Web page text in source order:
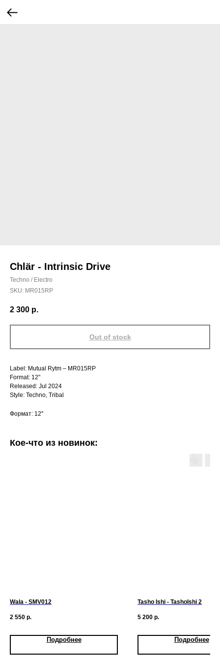
Chlär - Intrinsic Drive
Techno / Electro
SKU: MR015RP
2 300 р.
Out of stock
Label: Mutual Rytm – MR015RP
Format: 12"
Released: Jul 2024
Style: Techno, Tribal
Формат: 12''
Кое-что из новинок:
Wala - SMV012
2 550 р.
Подробнее
Tasho Ishi - TashoIshi 2
5 200 р.
Подробнее